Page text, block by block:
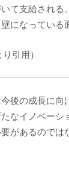
て支給され
になっている
引用）
後の成長に向
なイノベー
があるのでは